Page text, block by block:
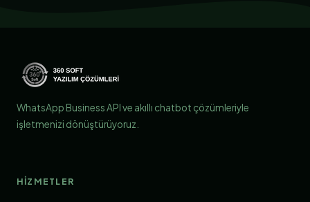
WhatsApp Business API ve akıllı chatbot çözümleriyle
işletmenizi dönüştürüyoruz.
HIZMETLER